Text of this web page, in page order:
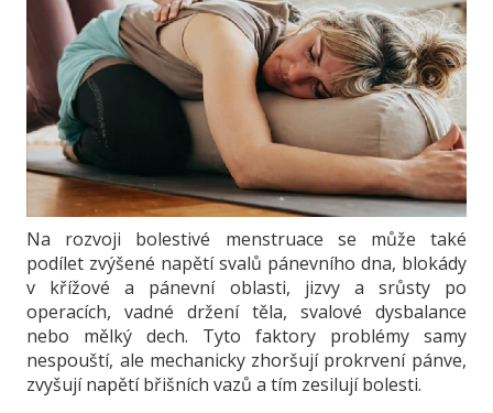
Na rozvoji bolestivé menstruace se může také
podílet zvýšené napětí svalů pánevního dna, blokády
v křížové a pánevní oblasti, jizvy a srůsty po
operacích, vadné držení těla, svalové dysbalance
nebo mělký dech. Tyto faktory problémy samy
nespouští, ale mechanicky zhoršují prokrvení pánve,
zvyšují napětí břišních vazů a tím zesilují bolesti.